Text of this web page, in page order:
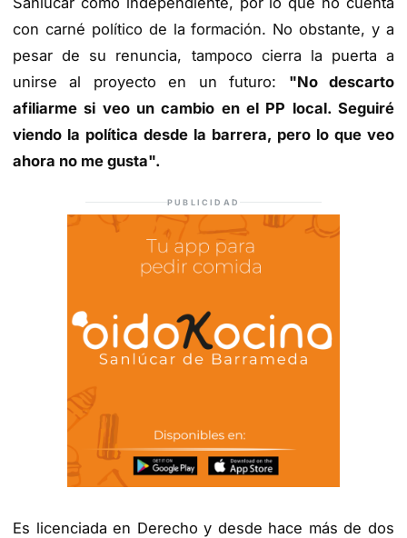
con carné político de la formación. No obstante, y a
pesar de su renuncia, tampoco cierra la puerta a
unirse al proyecto en un futuro: "No descarto
afiliarme si veo un cambio en el PP local. Seguiré
viendo la política desde la barrera, pero lo que veo
ahora no me gusta".
PUBLICIDAD
Es licenciada en Derecho y desde hace más de dos